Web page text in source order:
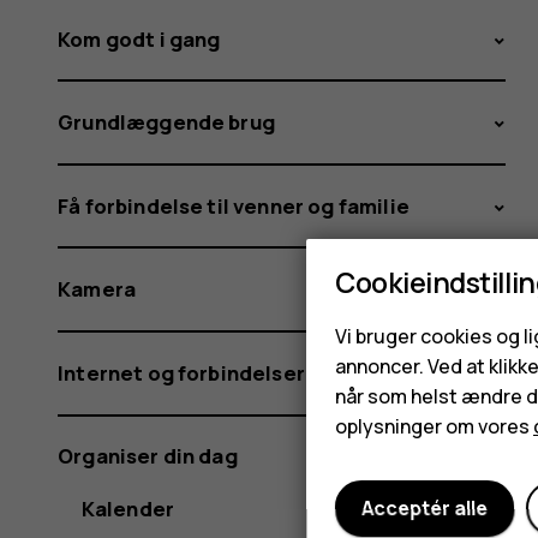
Kom godt i gang
Grundlæggende brug
Få forbindelse til venner og familie
Kamera
Internet og forbindelser
Organiser din dag
Kalender
Vi bruger cookies og
annoncer. Ved at
når som helst ændre
oplysninger om vores
Acceptér alle